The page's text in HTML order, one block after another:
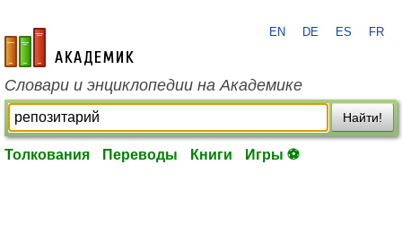
academic.ru
EN DE ES FR
Словари и энциклопедии на Академике
Найти!
Толкования Переводы Книги Игры ⚽